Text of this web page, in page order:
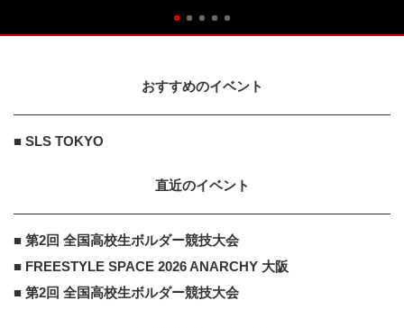
おすすめのイベント
■ SLS TOKYO
直近のイベント
■ 第2回 全国高校生ボルダー競技大会
■ FREESTYLE SPACE 2026 ANARCHY 大阪
■ 第2回 全国高校生ボルダー競技大会